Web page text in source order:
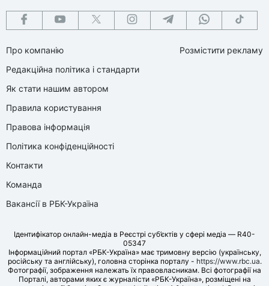
Про компанію
Редакційна політика і стандарти
Як стати нашим автором
Правила користування
Правова інформація
Політика конфіденційності
Контакти
Команда
Вакансії в РБК-Україна
Розмістити рекламу
Ідентифікатор онлайн-медіа в Реєстрі суб’єктів у сфері медіа — R40-
05347
Інформаційний портал «РБК-Україна» має тримовну версію (українську,
російську та англійську), головна сторінка порталу - https://www.rbc.ua.
Фотографії, зображення належать їх правовласникам. Всі фотографії на
Порталі, авторами яких є журналісти «РБК-Україна», розміщені на